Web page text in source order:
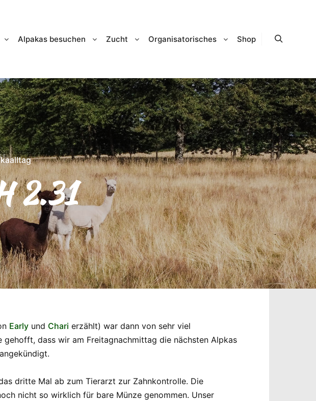
Alpakas besuchen Zucht Organisatorisches Shop
2.31
Early und Chari erzählt) war dann von sehr viel
dass wir am Freitagnachmittag die nächsten Alpkas
dritte Mal ab zum Tierarzt zur Zahnkontrolle. Die
nicht so wirklich für bare Münze genommen. Unser